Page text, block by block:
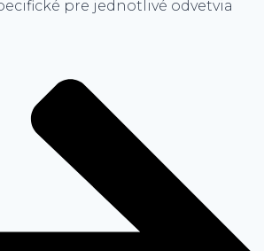
pre jednotlivé odvetvia